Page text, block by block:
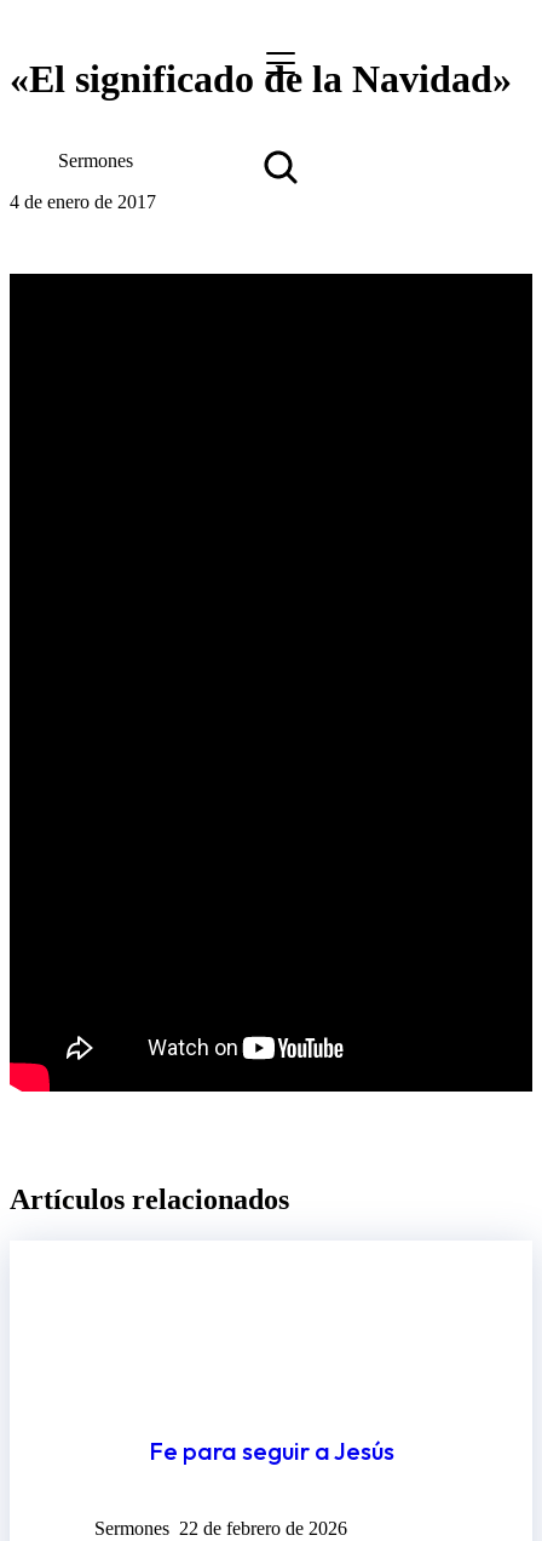
«El significado de la Navidad»
Sermones
4 de enero de 2017
Artículos relacionados​
Fe para seguir a Jesús
Sermones 22 de febrero de 2026